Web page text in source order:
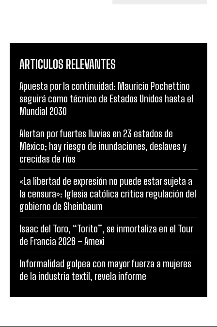
ARTICULOS RELEVANTES
Apuesta por la continuidad: Mauricio Pochettino
seguirá como técnico de Estados Unidos hasta el
Mundial 2030
Alertan por fuertes lluvias en 23 estados de
México; hay riesgo de inundaciones, deslaves y
crecidas de ríos
«La libertad de expresión no puede estar sujeta a
la censura»: Iglesia católica critica regulación del
gobierno de Sheinbaum
Isaac del Toro, “Torito”, se inmortaliza en el Tour
de Francia 2026 – Amexi
Informalidad golpea con mayor fuerza a mujeres
de la industria textil, revela informe